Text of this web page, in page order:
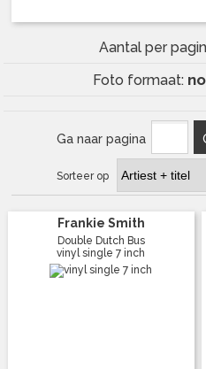
Aantal per
Foto formaat:
Ga naar pagina
Sorteer op
Frankie Smith
Double Dutch Bus
vinyl single 7 inch